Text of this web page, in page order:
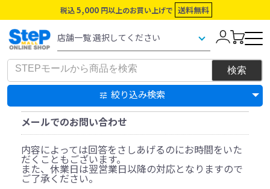
税込 5,000 円以上のお買い上げで 送料無料
絞り込み検索
メールでのお問い合わせ
内容によっては回答をさしあげるのにお時間をいた
だくこともございます。
また、休業日は翌営業日以降の対応となりますので
ご了承ください。